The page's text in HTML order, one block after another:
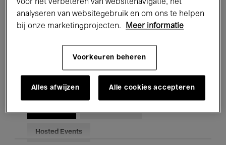
Jazz Klassieke Muziek Global Music
Elektronische Muziek
Voor iedereen Kids’ Palace
Hosted Events
voor het verbeteren van websitenavigatie, het
analyseren van websitegebruik en om ons te helpen
bij onze marketingprojecten.
Meer informatie
Voorkeuren beheren
Alles afwijzen Alle cookies accepteren